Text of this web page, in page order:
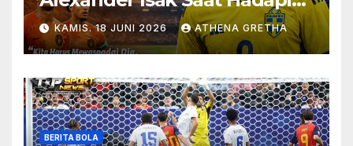
Swedia
KAMIS. 18 JUNI 2026 ATHENA GRETHA
BERITA BOLA